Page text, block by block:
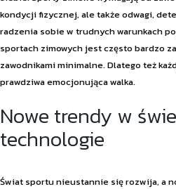
kondycji fizycznej, ale także odwagi,
radzenia sobie w trudnych warunkach
sportach zimowych jest często bardzo
zawodnikami minimalne. Dlatego też
prawdziwa emocjonująca walka.
Nowe trendy w
technologie
Świat sportu nieustannie się rozwija, a